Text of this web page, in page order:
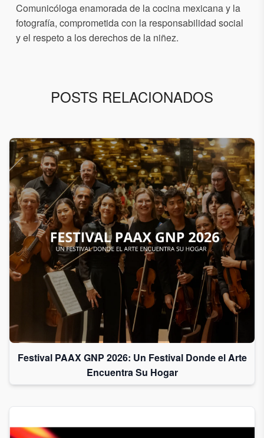
Comunicóloga enamorada de la cocina mexicana y la
fotografía, comprometida con la responsabilidad social
y el respeto a los derechos de la niñez.
POSTS RELACIONADOS
Festival PAAX GNP 2026: Un Festival Donde el Arte
Encuentra Su Hogar